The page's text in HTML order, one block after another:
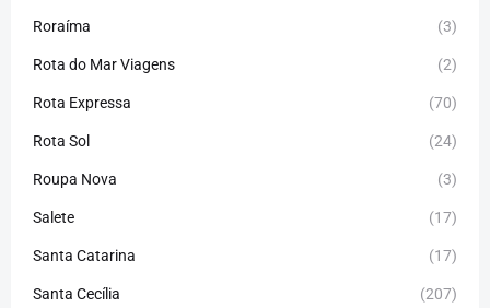
Roraíma (3)
Rota do Mar Viagens (2)
Rota Expressa (70)
Rota Sol (24)
Roupa Nova (3)
Salete (17)
Santa Catarina (17)
Santa Cecília (207)